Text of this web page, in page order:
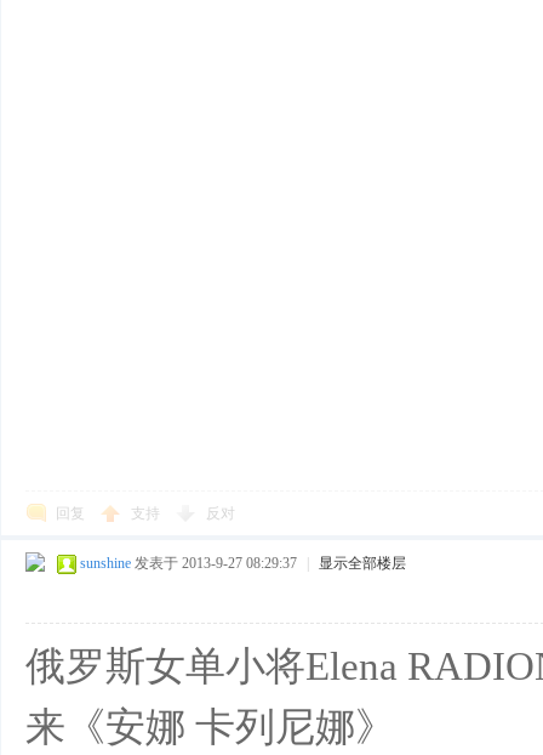
回复 支持 反对
sunshine 发表于 2013-9-27 08:29:37 显示全部楼层
俄罗斯女单小将Elena
来《安娜 卡列尼娜》